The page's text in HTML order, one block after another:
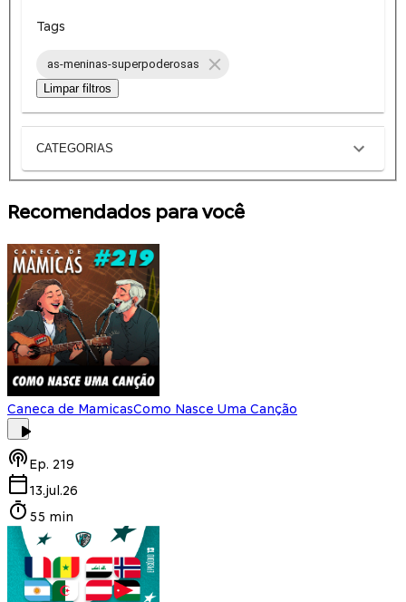
Tags
as-meninas-superpoderosas
Limpar filtros
CATEGORIAS
Recomendados para você
Caneca de MamicasComo Nasce Uma Canção
Ep. 219
13.jul.26
55 min